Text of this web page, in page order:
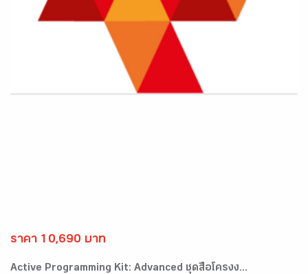
ราคา 10,690 บาท
Active Programming Kit: Advanced ชุดสื่อโครงง...